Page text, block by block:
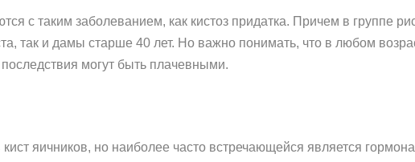
с таким заболеванием, как кистоз придатка. Причем в группе
так и дамы старше 40 лет. Но важно понимать, что в любом
могут быть плачевными.
яичников, но наиболее часто встречающейся является